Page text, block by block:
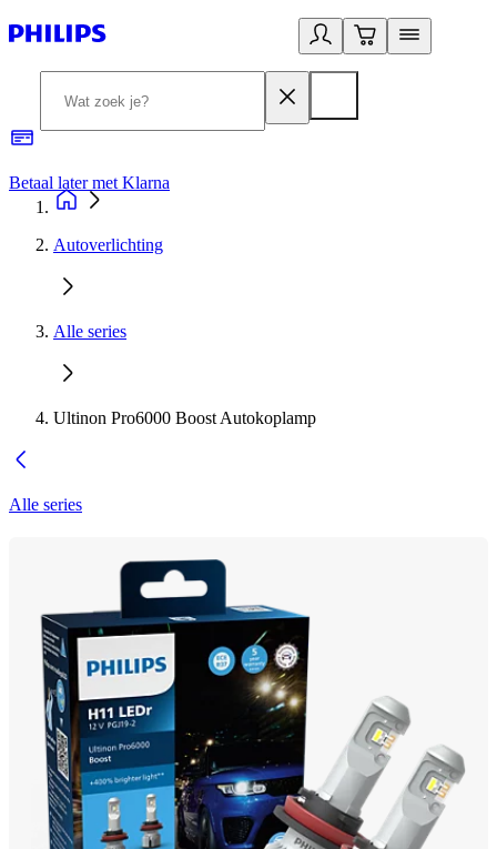
Betaal later met Klarna
Autoverlichting
Alle series
Ultinon Pro6000 Boost Autokoplamp
Alle series